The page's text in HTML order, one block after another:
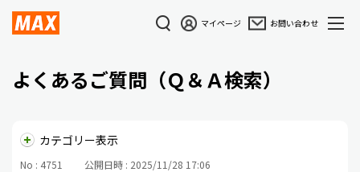
マイページ お問い合わせ
よくあるご質問（Ｑ＆Ａ検索）
カテゴリー表示
No : 4751 公開日時 : 2025/11/28 17:06